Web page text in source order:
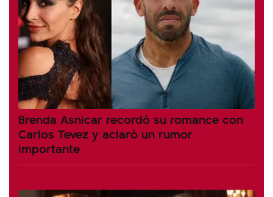
Brenda Asnicar recordó su romance con
Carlos Tevez y aclaró un rumor
importante